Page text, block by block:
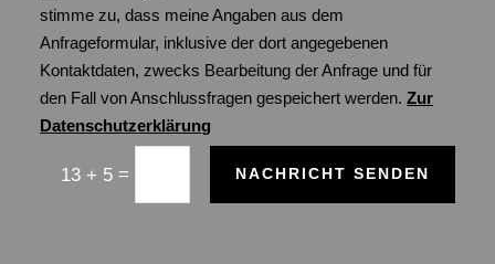
stimme zu, dass meine Angaben aus dem
Anfrageformular, inklusive der dort angegebenen
Kontaktdaten, zwecks Bearbeitung der Anfrage und für
den Fall von Anschlussfragen gespeichert werden.Zur
Datenschutzerklärung
13 + 5 = NACHRICHT SENDEN